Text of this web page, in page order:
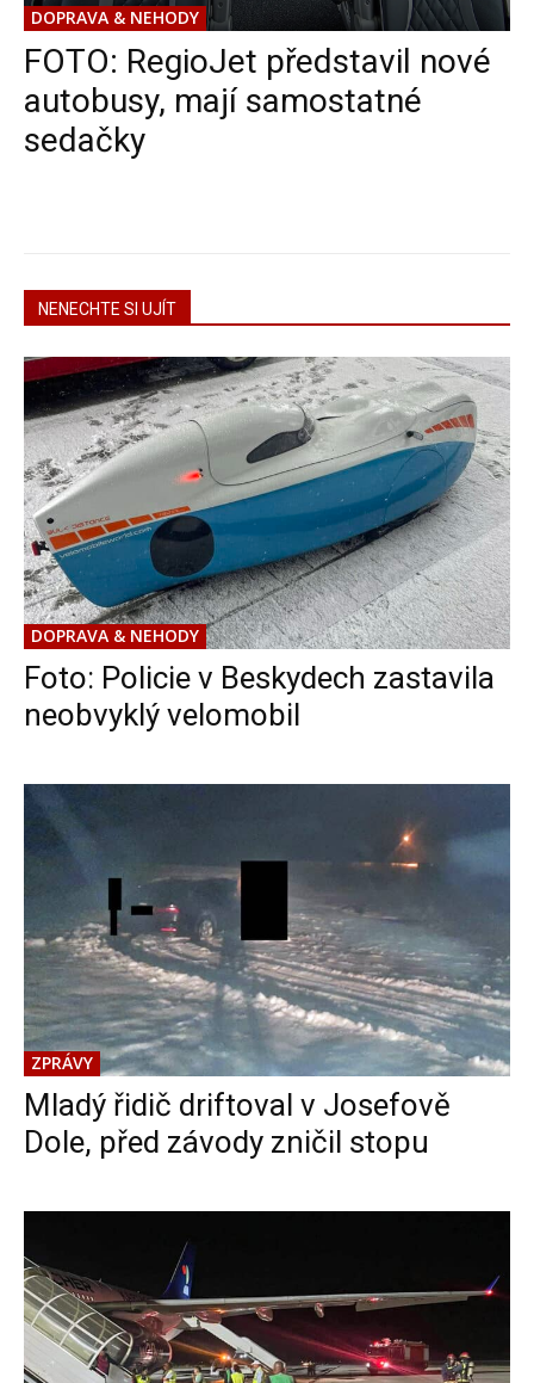
DOPRAVA & NEHODY
FOTO: RegioJet představil nové
autobusy, mají samostatné
sedačky
NENECHTE SI UJÍT
DOPRAVA & NEHODY
Foto: Policie v Beskydech zastavila
neobvyklý velomobil
ZPRÁVY
Mladý řidič driftoval v Josefově
Dole, před závody zničil stopu